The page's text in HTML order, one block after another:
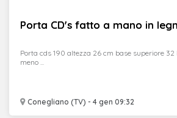
Porta CD's fatto a mano in
Conegliano (TV) - 4 gen 09:32
Porta cds 190 altezza 26 cm base superiore
meno ...